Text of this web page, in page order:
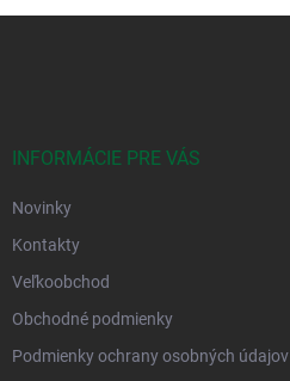
INFORMÁCIE PRE VÁS
Novinky
Kontakty
Veľkoobchod
Obchodné podmienky
Podmienky ochrany osobných údajov